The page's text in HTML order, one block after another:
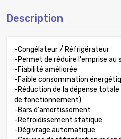
Description
-Congélateur / Réfrigérateur
-Permet de réduire l'emprise au
-Fiabilité améliorée
-Faible consommation
-Réduction de la dépense
de fonctionnement)
-Bars d'amortissement
-Refroidissement statique
-Dégivrage automatique